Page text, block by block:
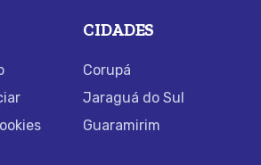
CIDADES
Corupá
Jaraguá do Sul
Guaramirim